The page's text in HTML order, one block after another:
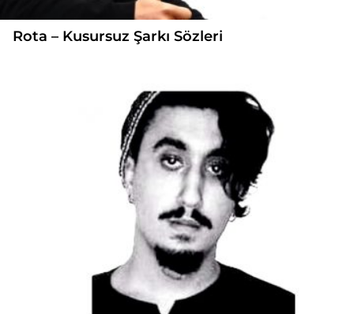
Rota – Kusursuz Şarkı Sözleri